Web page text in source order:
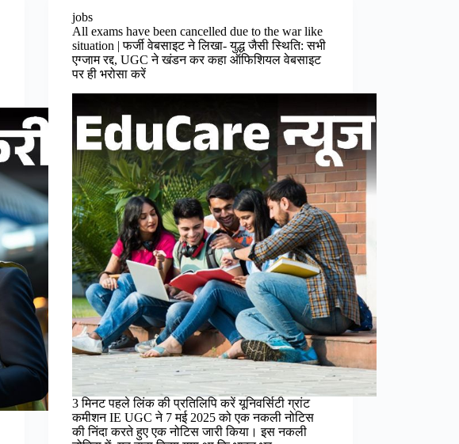
jobs
All exams have been cancelled due to the war like
situation | फर्जी वेबसाइट ने लिखा- युद्ध जैसी स्थिति: सभी
एग्जाम रद्द, UGC ने खंडन कर कहा ऑफिशियल वेबसाइट
पर ही भरोसा करें
3 मिनट पहले लिंक की प्रतिलिपि करें यूनिवर्सिटी ग्रांट
कमीशन IE UGC ने 7 मई 2025 को एक नकली नोटिस
की निंदा करते हुए एक नोटिस जारी किया। इस नकली